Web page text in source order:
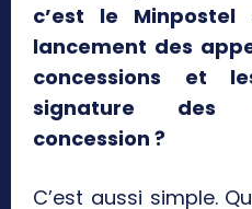
c’est le
lancement des
concessions et
signature des
concession ?
C’est aussi simple.